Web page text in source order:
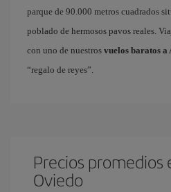
parque de 90.000 metros cuadrados
poblado de hermosos pavos reales.
con uno de nuestros vuelos baratos a
“regalo de reyes”.
Precios promedios
Oviedo